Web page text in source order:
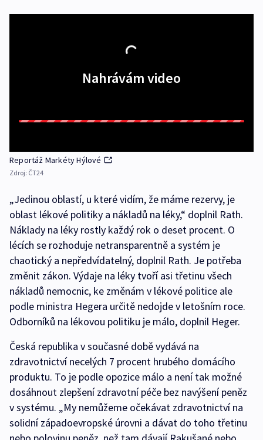
Nahrávám video
Reportáž Markéty Hýlové
Zdroj: ČT24
„Jedinou oblastí, u které vidím, že máme rezervy, je
oblast lékové politiky a nákladů na léky,“ doplnil Rath.
Náklady na léky rostly každý rok o deset procent. O
lécích se rozhoduje netransparentně a systém je
chaotický a nepředvídatelný, doplnil Rath. Je potřeba
změnit zákon. Výdaje na léky tvoří asi třetinu všech
nákladů nemocnic, ke změnám v lékové politice ale
podle ministra Hegera určitě nedojde v letošním roce.
Odborníků na lékovou politiku je málo, doplnil Heger.
Česká republika v současné době vydává na
zdravotnictví necelých 7 procent hrubého domácího
produktu. To je podle opozice málo a není tak možné
dosáhnout zlepšení zdravotní péče bez navýšení peněz
v systému. „My nemůžeme očekávat zdravotnictví na
solidní západoevropské úrovni a dávat do toho třetinu